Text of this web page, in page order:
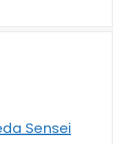
Sensei